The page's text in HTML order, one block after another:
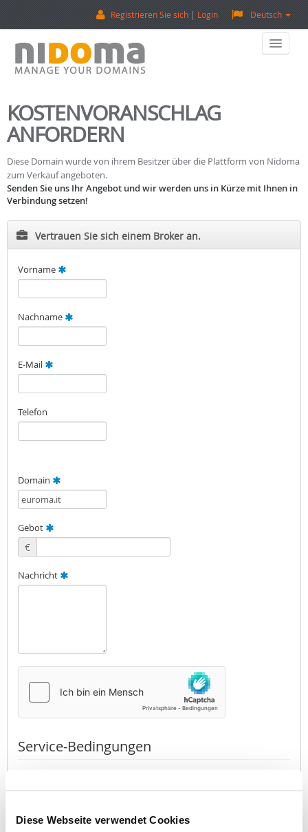
Diese Webseite verwendet Cookies
Deutsch
Registrieren Sie sich Login
Eine Domain Kaufen
Verkaufen Sie Eine Domain
Domain-Bewertung
Backorder (Reservierungen)
KOSTENVORANSCHLAG
ANFORDERN
Diese Domain wurde von ihrem Besitzer über die Plattform von Nidoma
zum Verkauf angeboten.
Senden Sie uns Ihr Angebot und wir werden uns in Kürze mit Ihnen in
Verbindung setzen!
Vertrauen Sie sich einem Broker an.
Vorname
Nachname
E-Mail
Telefon
Domain
Gebot
€
Nachricht
Service-Bedingungen
Akzeptieren
Nicht akzeptieren